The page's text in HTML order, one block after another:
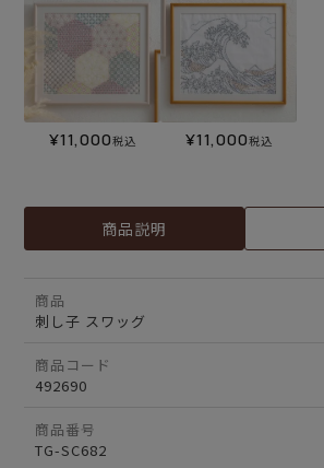
¥11,000税込 ¥11,000税込
商品説明
商品
刺し子 スワッグ
商品コード
492690
商品番号
TG-SC682